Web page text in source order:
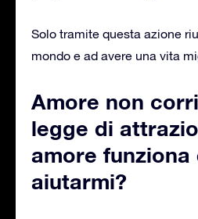
Solo tramite questa azione
mondo e ad avere una vita
Amore non
legge di
amore funziona
aiutarmi?